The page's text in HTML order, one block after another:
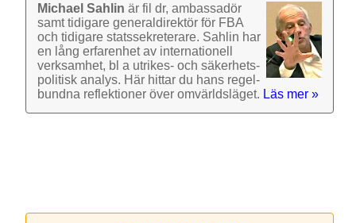
Michael Sahlin är fil dr, ambassadör
samt tidigare general­direktör för FBA
och tidigare stats­sekre­terare. Sahlin har
en lång erfarenhet av inter­nationell
verk­samhet, bl a utrikes- och säkerhets­
politisk analys. Här hittar du hans regel­
bundna reflek­tioner över omvärlds­läget. Läs mer »